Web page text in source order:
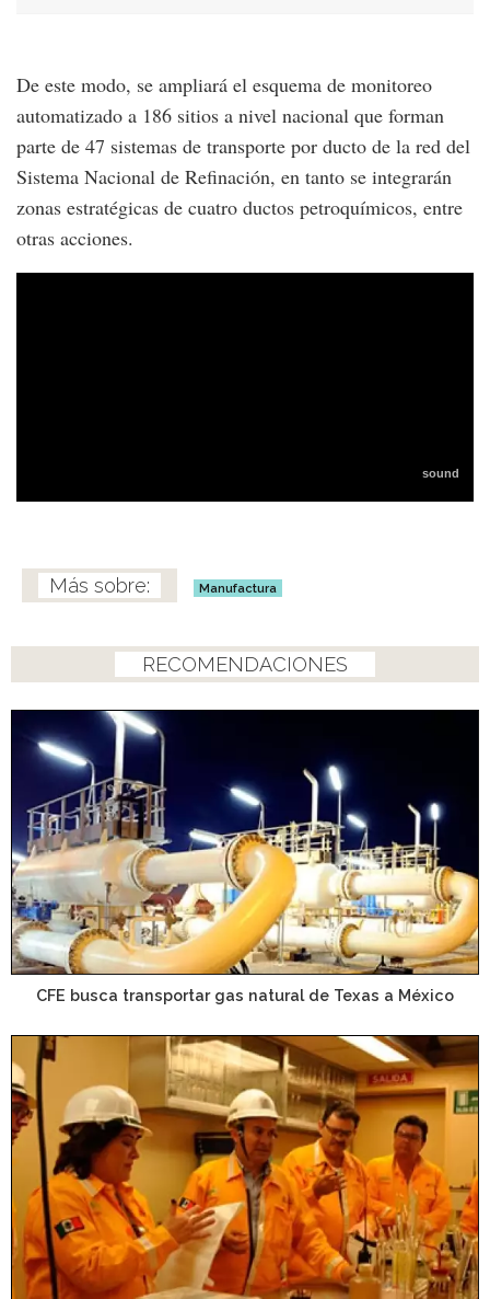
De este modo, se ampliará el esquema de monitoreo
automatizado a 186 sitios a nivel nacional que forman
parte de 47 sistemas de transporte por ducto de la red del
Sistema Nacional de Refinación, en tanto se integrarán
zonas estratégicas de cuatro ductos petroquímicos, entre
otras acciones.
Manufactura
RECOMENDACIONES
CFE busca transportar gas natural de Texas a México